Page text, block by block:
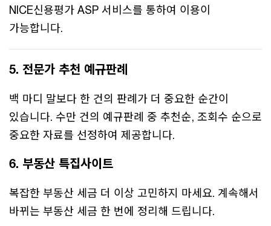
NICE신용평가 ASP 서비스를 통하여 이용이
가능합니다.
5. 전문가 추천 예규판례
백 마디 말보다 한 건의 판례가 더 중요한 순간이
있습니다. 수만 건의 예규판례 중 추천순, 조회수 순으로
중요한 자료를 선정하여 제공합니다.
6. 부동산 특집사이트
복잡한 부동산 세금 더 이상 고민하지 마세요. 계속해서
바뀌는 부동산 세금 한 번에 정리해 드립니다.